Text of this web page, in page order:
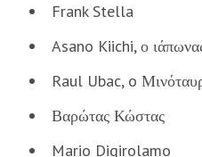
Frank Stella
Asano Kiichi, ο
Raul Ubac, o
Βαρώτας Κώστας
Mario Digirolamo